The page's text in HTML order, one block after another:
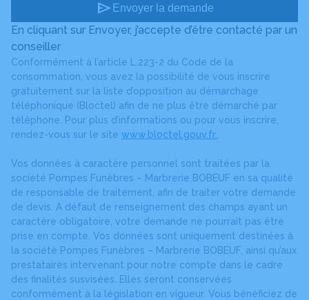
send Envoyer la demande
En cliquant sur Envoyer, j’accepte d’être contacté par un
conseiller
Conformément à l’article L.223-2 du Code de la
consommation, vous avez la possibilité de vous inscrire
gratuitement sur la liste d’opposition au démarchage
téléphonique (Bloctel) afin de ne plus être démarché par
téléphone. Pour plus d’informations ou pour vous inscrire,
rendez-vous sur le site www.bloctel.gouv.fr.
Vos données à caractère personnel sont traitées par la
société Pompes Funèbres – Marbrerie BOBEUF en sa qualité
de responsable de traitement, afin de traiter votre demande
de devis. A défaut de renseignement des champs ayant un
caractère obligatoire, votre demande ne pourrait pas être
prise en compte. Vos données sont uniquement destinées à
la société Pompes Funèbres – Marbrerie BOBEUF, ainsi qu’aux
prestataires intervenant pour notre compte dans le cadre
des finalités susvisées. Elles seront conservées
conformément à la législation en vigueur. Vous bénéficiez de